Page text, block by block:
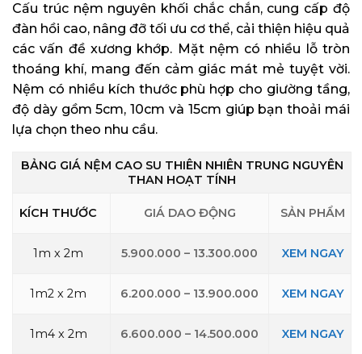
Cấu trúc nệm nguyên khối chắc chắn, cung cấp độ
đàn hồi cao, nâng đỡ tối ưu cơ thể, cải thiện hiệu quả
các vấn đề xương khớp. Mặt nệm có nhiều lỗ tròn
thoáng khí, mang đến cảm giác mát mẻ tuyệt vời.
Nệm có nhiều kích thước phù hợp cho giường tầng,
độ dày gồm 5cm, 10cm và 15cm giúp bạn thoải mái
lựa chọn theo nhu cầu.
BẢNG GIÁ NỆM CAO SU THIÊN NHIÊN TRUNG NGUYÊN
THAN HOẠT TÍNH
KÍCH THƯỚC GIÁ DAO ĐỘNG SẢN PHẨM
1m x 2m 5.900.000 – 13.300.000 XEM NGAY
1m2 x 2m 6.200.000 – 13.900.000 XEM NGAY
1m4 x 2m 6.600.000 – 14.500.000 XEM NGAY